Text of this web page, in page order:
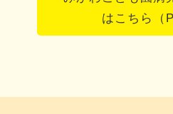
はこちら（